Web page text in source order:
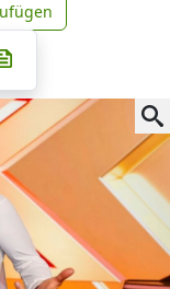
Google
auf Telegram
X